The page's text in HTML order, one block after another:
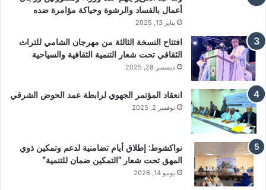
أعمال بالفساد والرشوة وحياكة مؤامرة ضده
يناير 13, 2025
افتتاح النسخة الثالثة من مهرجان الشامي للتراث
الثقافي تحت شعار التنمية الثقافية والسياحية
ديسمبر 28, 2025
انعقاد المؤتمر الجهوي لرابطة عمد الحوض الشرقي
نوفمبر 2, 2025
نواكشوط: إطلاق أيام تضامنية لدعم وتمكين ذوي
المهق تحت شعار “التمكين ضمان للتنمية”
يونيو 14, 2026